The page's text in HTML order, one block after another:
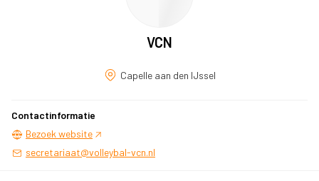
VCN
Capelle aan den IJssel
Contactinformatie
Bezoek website
secretariaat@volleybal-vcn.nl